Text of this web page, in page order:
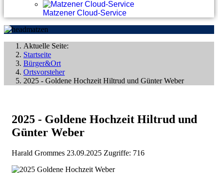
Matzener Cloud-Service
Aktuelle Seite:
Startseite
Bürger&Ort
Ortsvorsteher
2025 - Goldene Hochzeit Hiltrud und Günter Weber
2025 - Goldene Hochzeit Hiltrud und
Günter Weber
Harald Grommes 23.09.2025 Zugriffe: 716